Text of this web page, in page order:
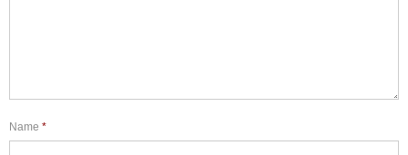
Name *